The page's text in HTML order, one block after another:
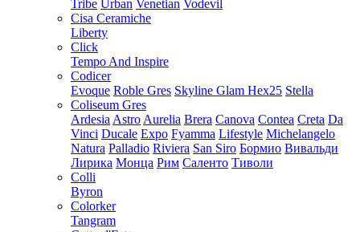
Tribe Urban Venetian Vodevil
Cisa Ceramiche
Liberty
Click
Tempo And Inspire
Codicer
Evoque Roble Gres Skyline Glam Hex25 Stella
Coliseum Gres
Ardesia Astro Aurelia Brera Canova Contea Creta Da
Vinci Ducale Expo Fyamma Lifestyle Michelangelo
Natura Palladio Riviera San Siro Бормио Вивальди
Лирика Монца Рим Саленто Тиволи
Colli
Byron
Colorker
Tangram